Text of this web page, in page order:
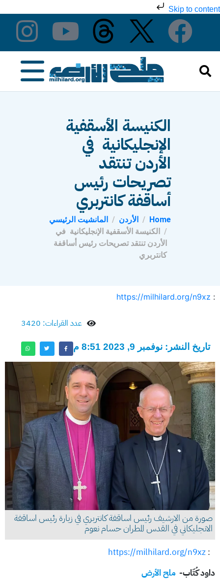
Skip to content
الكنيسة الأسقفية
الإنجليكانية في
الأردن تنتقد
تصريحات رئيس
أساقفة كانتربري
Home الأردن
المانشيت الرئيسي
الكنيسة الأسقفية الإنجليكانية في
الأردن تنتقد تصريحات رئيس أساقفة
كانتربري
:
https://milhilard.org/n9xz
عدد القراءات: 3420
تاريخ النشر: نوفمبر 9, 2023 8:51 م
صورة من الارشيف رئيس اساقفة كانتربري في زيارة رئيس اساقفة
الانجليكاني في القدس المطران حسام نعوم
:
https://milhilard.org/n9xz
داود كُتّاب- ملح الأرض